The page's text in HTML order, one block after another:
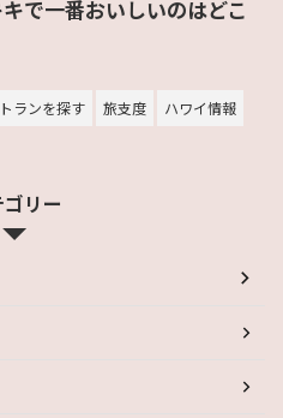
で一番おいしいのはどこ
ランを探す 旅支度 ハワイ情報
リー